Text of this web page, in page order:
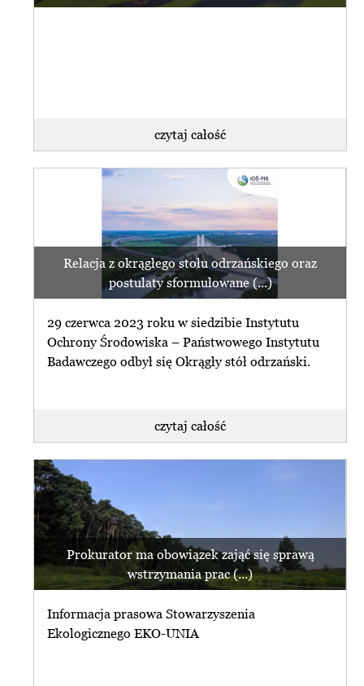
czytaj całość
Relacja z okrągłego stołu odrzańskiego oraz
postulaty sformułowane (...)
29 czerwca 2023 roku w siedzibie Instytutu
Ochrony Środowiska – Państwowego Instytutu
Badawczego odbył się Okrągły stół odrzański.
czytaj całość
Prokurator ma obowiązek zająć się sprawą
wstrzymania prac (...)
Informacja prasowa Stowarzyszenia
Ekologicznego EKO-UNIA